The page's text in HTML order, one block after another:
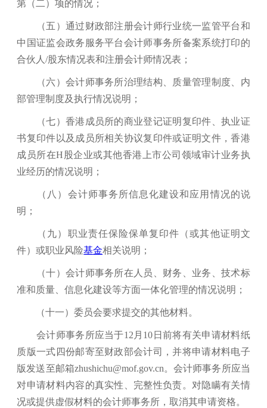
第（二）项的情况 ；
（五）通过财政部注册会计师行业统一监管平台和
中国证监会政务服务平台会计师事务所备案系统打印的
合伙人/股东情况表和注册会计师情况表；
（六）会计师事务所治理结构、质量管理制度、内
部管理制度及执行情况说明 ；
（七）香港成员所的商业登记证明复印件、执业证
书复印件以及成员所相关协议复印件或证明文件，香港
成员所在H股企业或其他香港上市公司领域审计业务执
业经历的情况说明 ；
（八）会计师事务所信息化建设和应用情况的说
明 ；
（九）职业责任保险保单复印件（或其他证明文
件）或职业风险基金相关说明 ；
（十）会计师事务所在人员、财务、业务、技术标
准和质量、信息化建设等方面一体化管理的情况说明 ；
（十一）委员会要求提交的其他材料。
会计师事务所应当于12月10日前将有关申请材料纸
质版一式四份邮寄至财政部会计司，并将申请材料电子
版发送至邮箱zhushichu@mof.gov.cn。会计师事务所应当
对申请材料内容的真实性、完整性负责。对隐瞒有关情
况或提供虚假材料的会计师事务所，取消其申请资格。